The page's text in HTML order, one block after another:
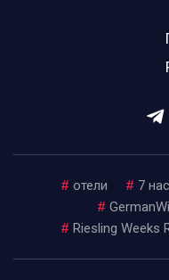
# отели # 7
#
# Riesling Weeks